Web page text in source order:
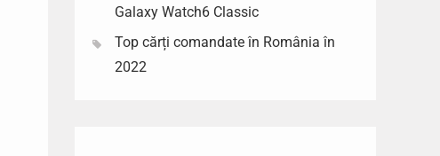
Galaxy Watch6 Classic
Top cărți comandate în România în
2022